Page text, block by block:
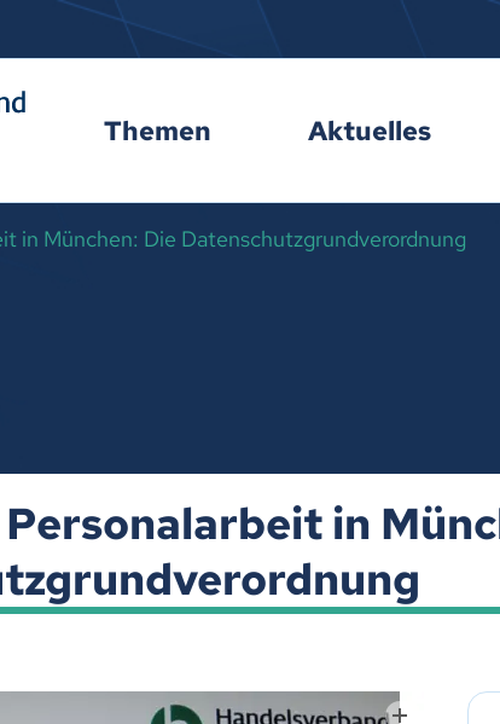
Themen Aktuelles
in München: Die Datenschutzgrundverordnung
in